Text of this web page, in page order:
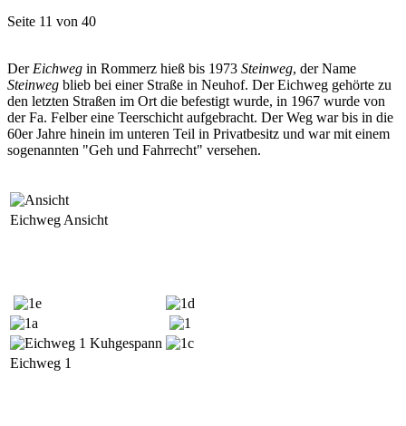
Seite 11 von 40
DerEichweg in Rommerz hieß bis 1973 Steinweg, der Name
Steinweg blieb bei einer Straße in Neuhof. Der Eichweg gehörte zu
den letzten Straßen im Ort die befestigt wurde, in 1967 wurde von
der Fa. Felber eine Teerschicht aufgebracht. Der Weg war bis in die
60er Jahre hinein im unteren Teil in Privatbesitz und war mit einem
sogenannten "Geh und Fahrrecht" versehen.
Eichweg Ansicht
Eichweg 1